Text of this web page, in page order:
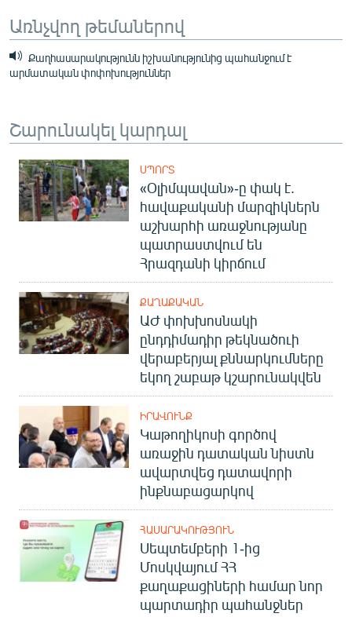
Առնչվող թեմաներով
Քաղհասարակությունն իշխանությունից պահանջում է
արմատական փոփոխություններ
Շարունակել կարդալ
ՍՊՈՐՏ
«Օլիմպավան»-ը փակ է.
հավաքականի մարզիկներն
աշխարհի առաջնությանը
պատրաստվում են
Հրազդանի կիրճում
ՔԱՂԱՔԱԿԱՆ
ԱԺ փոխխոսնակի
ընդդիմադիր թեկնածուի
վերաբերյալ քննարկումները
եկող շաբաթ կշարունակվեն
ԻՐԱՎՈՒՆՔ
Կաթողիկոսի գործով
առաջին դատական նիստն
ավարտվեց դատավորի
ինքնաբացարկով
ՀԱՍԱՐԱԿՈՒԹՅՈՒՆ
Սեպտեմբերի 1-ից
Մոսկվայում ՀՀ
քաղաքացիների համար նոր
պարտադիր պահանջներ